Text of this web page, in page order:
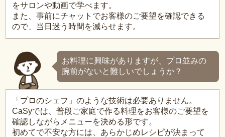
をサロンや動画で学べます。
また、事前にチャットでお客様のご要望を確認できる
ので、当日迷う時間を減らせます。
お料理に興味がありますが、プロ並みの
腕前がないと難しいでしょうか？
「プロのシェフ」のような技術は必要ありません。
CaSyでは、普段ご家庭で作る料理をお客様のご要望を
確認しながらメニューを決める形です。
初めてで不安な方には、あらかじめレシピが決まって